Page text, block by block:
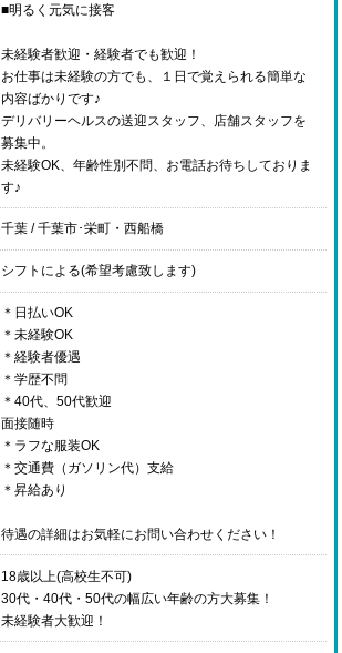
■明るく元気に接客
未経験者歓迎・経験者でも歓迎！
お仕事は未経験の方でも、１日で覚えられる簡単な
内容ばかりです♪
デリバリーヘルスの送迎スタッフ、店舗スタッフを
募集中。
未経験OK、年齢性別不問、お電話お待ちしておりま
す♪
千葉 / 千葉市･栄町・西船橋
シフトによる(希望考慮致します)
＊日払いOK
＊未経験OK
＊経験者優遇
＊学歴不問
＊40代、50代歓迎
面接随時
＊ラフな服装OK
＊交通費（ガソリン代）支給
＊昇給あり
待遇の詳細はお気軽にお問い合わせください！
18歳以上(高校生不可)
30代・40代・50代の幅広い年齢の方大募集！
未経験者大歓迎！